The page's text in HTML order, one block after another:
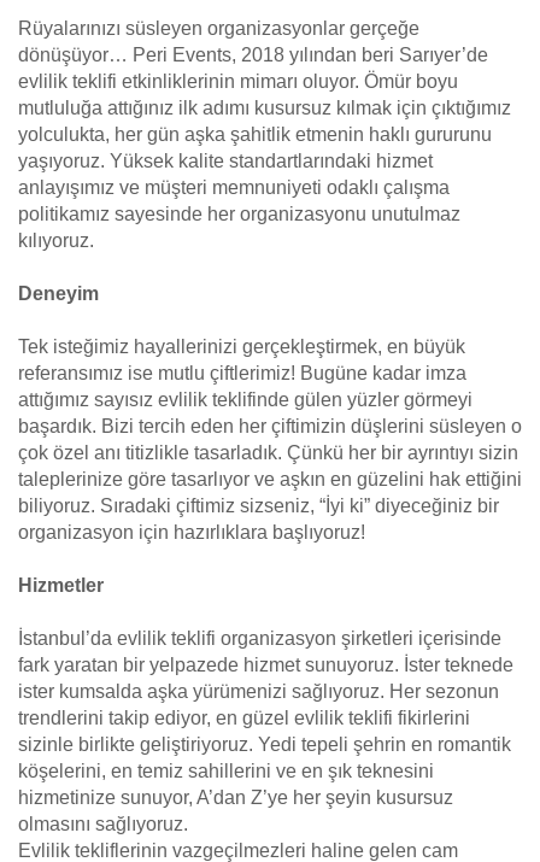
Rüyalarınızı süsleyen organizasyonlar gerçeğe
dönüşüyor… Peri Events, 2018 yılından beri Sarıyer’de
evlilik teklifi etkinliklerinin mimarı oluyor. Ömür boyu
mutluluğa attığınız ilk adımı kusursuz kılmak için çıktığımız
yolculukta, her gün aşka şahitlik etmenin haklı gururunu
yaşıyoruz. Yüksek kalite standartlarındaki hizmet
anlayışımız ve müşteri memnuniyeti odaklı çalışma
politikamız sayesinde her organizasyonu unutulmaz
kılıyoruz.
Deneyim
Tek isteğimiz hayallerinizi gerçekleştirmek, en büyük
referansımız ise mutlu çiftlerimiz! Bugüne kadar imza
attığımız sayısız evlilik teklifinde gülen yüzler görmeyi
başardık. Bizi tercih eden her çiftimizin düşlerini süsleyen o
çok özel anı titizlikle tasarladık. Çünkü her bir ayrıntıyı sizin
taleplerinize göre tasarlıyor ve aşkın en güzelini hak ettiğini
biliyoruz. Sıradaki çiftimiz sizseniz, “İyi ki” diyeceğiniz bir
organizasyon için hazırlıklara başlıyoruz!
Hizmetler
İstanbul’da evlilik teklifi organizasyon şirketleri içerisinde
fark yaratan bir yelpazede hizmet sunuyoruz. İster teknede
ister kumsalda aşka yürümenizi sağlıyoruz. Her sezonun
trendlerini takip ediyor, en güzel evlilik teklifi fikirlerini
sizinle birlikte geliştiriyoruz. Yedi tepeli şehrin en romantik
köşelerini, en temiz sahillerini ve en şık teknesini
hizmetinize sunuyor, A’dan Z’ye her şeyin kusursuz
olmasını sağlıyoruz.
Evlilik tekliflerinin vazgeçilmezleri haline gelen cam